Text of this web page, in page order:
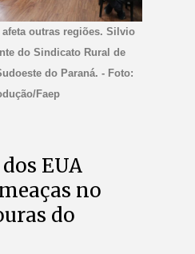
outras regiões. Silvio
do Sindicato Rural de
do Paraná. - Foto:
Faep
EUA
no
do